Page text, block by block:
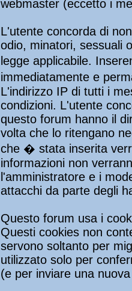
webmaster (eccetto i
L'utente concorda di
odio, minatori, sessuali
legge applicabile.
immediatamente e
L'indirizzo IP di tutti i
condizioni. L'utente
questo forum hanno il
volta che lo ritengano
che � stata inserita
informazioni non
l'amministratore e i
attacchi da parte degli
Questo forum usa i
Questi cookies non
servono soltanto per
utilizzato solo per
(e per inviare una